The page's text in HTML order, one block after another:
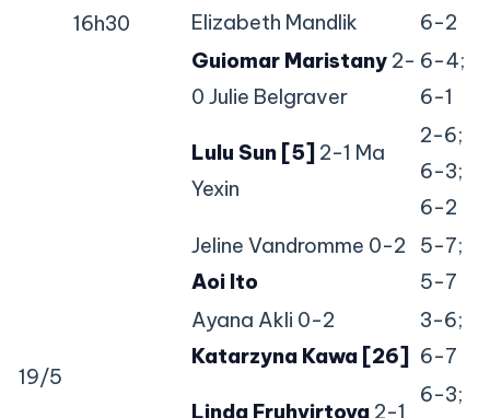
19/5
16h30
Elizabeth Mandlik
6-2
Guiomar Maristany 2-
0 Julie Belgraver
6-4;
6-1
Lulu Sun [5] 2-1 Ma
Yexin
2-6;
6-3;
6-2
Jeline Vandromme 0-2
Aoi Ito
5-7;
5-7
Ayana Akli 0-2
Katarzyna Kawa [26]
3-6;
6-7
Linda Fruhvirtova 2-1
6-3;